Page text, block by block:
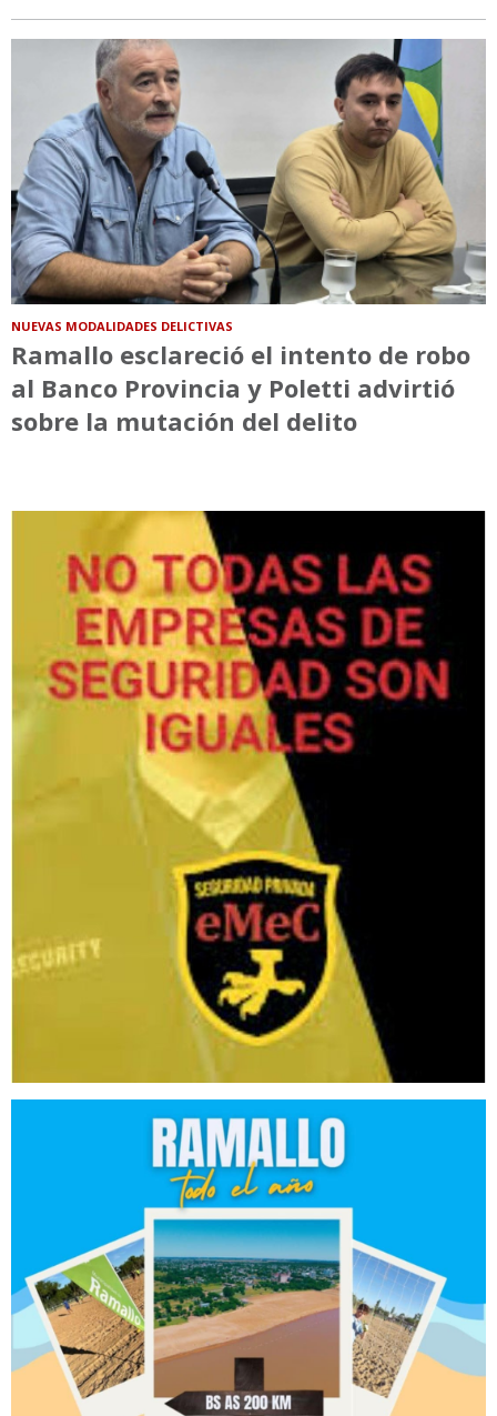
NUEVAS MODALIDADES DELICTIVAS
Ramallo esclareció el intento de robo
al Banco Provincia y Poletti advirtió
sobre la mutación del delito